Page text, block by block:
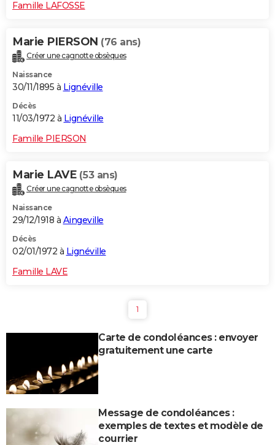
Famille LAFOSSE
Marie PIERSON (76 ans)
Créer une cagnotte obsèques
Naissance
30/11/1895 à Lignéville
Décès
11/03/1972 à Lignéville
Famille PIERSON
Marie LAVE (53 ans)
Créer une cagnotte obsèques
Naissance
29/12/1918 à Aingeville
Décès
02/01/1972 à Lignéville
Famille LAVE
1
Carte de condoléances : envoyer
gratuitement une carte
Message de condoléances :
exemples de textes et modèle de
courrier